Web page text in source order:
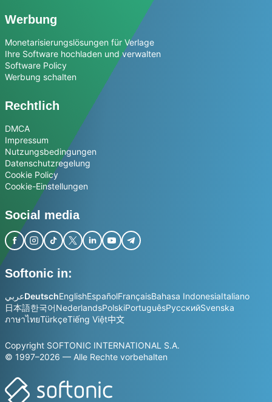
Werbung
Monetarisierungslösungen für Verlage
Ihre Software hochladen und verwalten
Software Policy
Werbung schalten
Rechtlich
DMCA
Impressum
Nutzungsbedingungen
Datenschutzregelung
Cookie Policy
Cookie-Einstellungen
Social media
Softonic in:
عربيDeutschEnglishEspañolFrançaisBahasa IndonesiaItaliano
日本語한국어NederlandsPolskiPortuguêsРусскийSvenska
ภาษาไทยTürkçeTiếng Việt中文
Copyright SOFTONIC INTERNATIONAL S.A.
© 1997–2026 — Alle Rechte vorbehalten